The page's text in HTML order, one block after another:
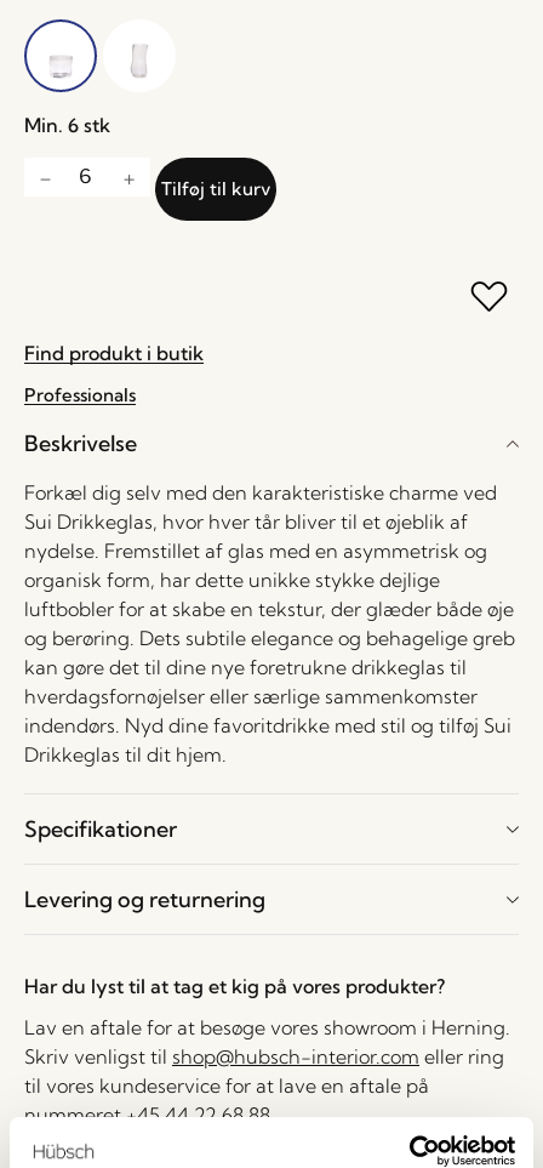
Min. 6 stk
Tilføj til kurv
Find produkt i butik
Professionals
Beskrivelse
Forkæl dig selv med den karakteristiske charme ved
Sui Drikkeglas, hvor hver tår bliver til et øjeblik af
nydelse. Fremstillet af glas med en asymmetrisk og
organisk form, har dette unikke stykke dejlige
luftbobler for at skabe en tekstur, der glæder både øje
og berøring. Dets subtile elegance og behagelige greb
kan gøre det til dine nye foretrukne drikkeglas til
hverdagsfornøjelser eller særlige sammenkomster
indendørs. Nyd dine favoritdrikke med stil og tilføj Sui
Drikkeglas til dit hjem.
Specifikationer
Levering og returnering
Har du lyst til at tag et kig på vores produkter?
Lav en aftale for at besøge vores showroom i Herning.
Skriv venligst til shop@hubsch-interior.com eller ring
til vores kundeservice for at lave en aftale på
nummeret+45 44 22 68 88